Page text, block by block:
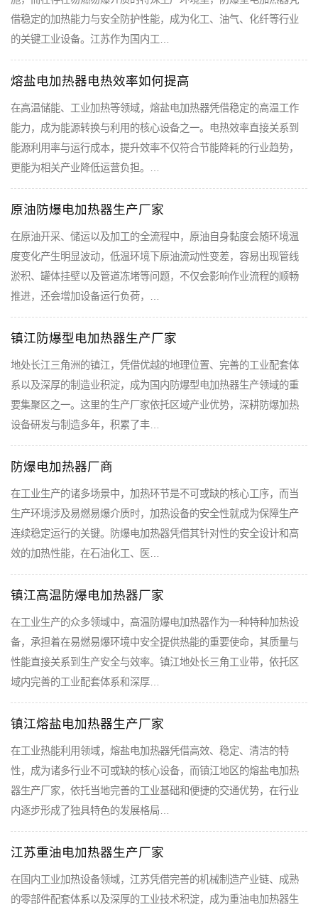
借稳定的加热能力与安全防护性能，成为化工、油气、化纤等行业
的关键工业设备。江苏作为国内工…
熔盐电加热器电热效率如何提高
在高温储能、工业加热等领域，熔盐电加热器凭借稳定的高温工作
能力，成为能源转换与利用的核心设备之一。电热效率直接关系到
能源利用率与运行成本，提升效率不仅符合节能降耗的行业趋势，
更能为相关产业降低运营负担。…
原油防爆电加热器生产厂家
在原油开采、储运以及加工的全流程中，原油自身黏度会随环境温
度变化产生明显波动，低温环境下原油流动性变差，容易出现管线
淤积、罐体挂壁以及管道冻堵等问题，不仅会影响作业流程的顺畅
推进，还会增加设备运行负荷，…
镇江防爆型电加热器生产厂家
地处长江三角洲的镇江，凭借优越的地理位置、完善的工业配套体
系以及深厚的制造业积淀，成为国内防爆型电加热器生产领域的重
要集聚区之一。这里的生产厂家依托区域产业优势，深耕防爆加热
设备研发与制造多年，积累了丰…
防爆电加热器厂商
在工业生产的诸多场景中，加热环节是不可或缺的核心工序，而当
生产环境涉及易燃易爆介质时，加热设备的安全性就成为保障生产
连续稳定运行的关键。防爆电加热器凭借其针对性的安全设计和高
效的加热性能，在石油化工、医…
镇江高温防爆电加热器厂家
在工业生产的众多领域中，高温防爆电加热器作为一种特种加热设
备，承担着在易燃易爆环境中安全提供热能的重要使命，其质量与
性能直接关系到生产安全与效率。镇江地处长三角工业带，依托区
域内完善的工业配套体系和深厚…
镇江熔盐电加热器生产厂家
在工业热能利用领域，熔盐电加热器凭借高效、稳定、清洁的特
性，成为诸多行业不可或缺的核心设备，而镇江地区的熔盐电加热
器生产厂家，依托当地完善的工业基础和便捷的交通优势，在行业
内逐步形成了独具特色的发展格局…
江苏重油电加热器生产厂家
在国内工业加热设备领域，江苏凭借完善的机械制造产业链、成熟
的零部件配套体系以及深厚的工业技术积淀，成为重油电加热器生